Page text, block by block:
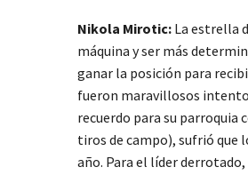
Nikola Mirotic: La estrella
máquina y ser más
ganar la posición para
fueron maravillosos
recuerdo para su parroquia
tiros de campo), sufrió que
año. Para el líder